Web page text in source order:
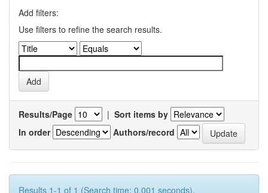
Add filters:
Use filters to refine the search results.
Results/Page | Sort items by
In order
Authors/record
Results 1-1 of 1 (Search time: 0.001 seconds).